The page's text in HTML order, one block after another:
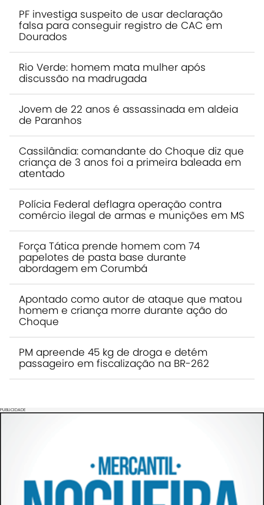
PF investiga suspeito de usar declaração
falsa para conseguir registro de CAC em
Dourados
Rio Verde: homem mata mulher após
discussão na madrugada
Jovem de 22 anos é assassinada em aldeia
de Paranhos
Cassilândia: comandante do Choque diz que
criança de 3 anos foi a primeira baleada em
atentado
Polícia Federal deflagra operação contra
comércio ilegal de armas e munições em MS
Força Tática prende homem com 74
papelotes de pasta base durante
abordagem em Corumbá
Apontado como autor de ataque que matou
homem e criança morre durante ação do
Choque
PM apreende 45 kg de droga e detém
passageiro em fiscalização na BR-262
PUBLICIDADE